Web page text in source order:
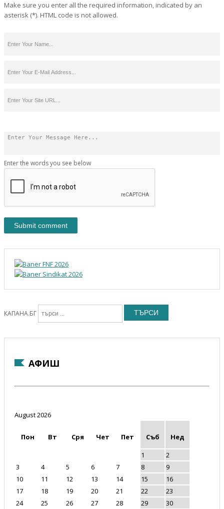
Make sure you enter all the required information, indicated by an
asterisk (*). HTML code is not allowed.
Enter the words you see below
КАПАНА.БГ ТЪРСИ
АФИШ
August 2026
Пон Вт Сря Чет Пет Съб
Нед
1
2
3
4 5 6 7 8
9
10
11 12 13 14 15
16
17
18 19 20 21 22
23
24
25 26 27 28 29
30